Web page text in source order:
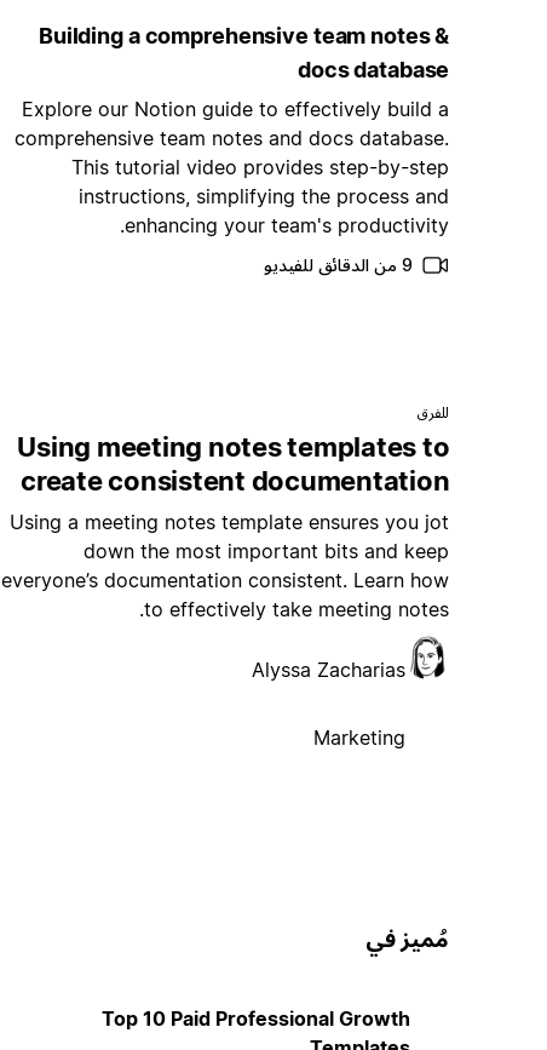
Building a comprehensive team notes &
docs database
Explore our Notion guide to effectively build a
comprehensive team notes and docs database.
This tutorial video provides step-by-step
instructions, simplifying the process and
enhancing your team's productivity.
9 من الدقائق للفيديو
للفرق
Using meeting notes templates to
create consistent documentation
Using a meeting notes template ensures you jot
down the most important bits and keep
everyone’s documentation consistent. Learn how
to effectively take meeting notes.
Alyssa Zacharias
Marketing
مُميز في
Top 10 Paid Professional Growth